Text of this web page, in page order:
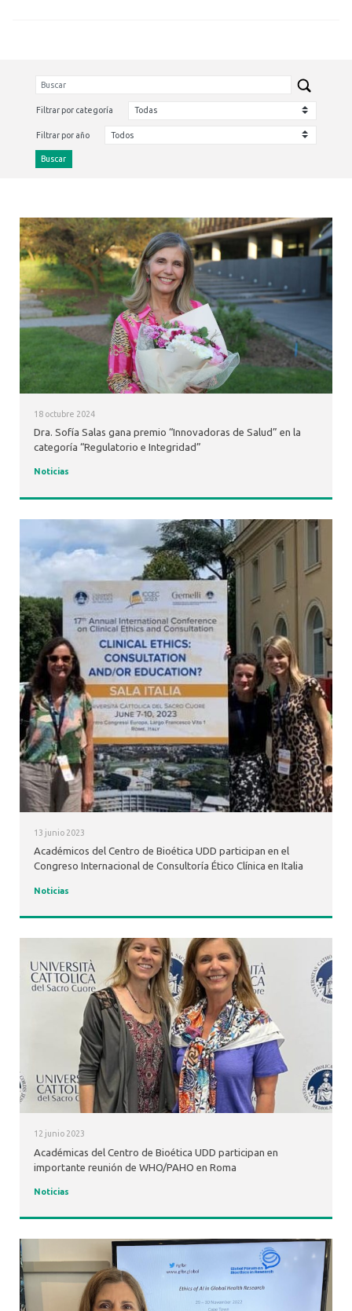
Filtrar por categoría
Filtrar por año
Buscar
18 octubre 2024
Dra. Sofía Salas gana premio “Innovadoras de Salud” en la
categoría “Regulatorio e Integridad”
Noticias
13 junio 2023
Académicos del Centro de Bioética UDD participan en el
Congreso Internacional de Consultoría Ético Clínica en Italia
Noticias
12 junio 2023
Académicas del Centro de Bioética UDD participan en
importante reunión de WHO/PAHO en Roma
Noticias